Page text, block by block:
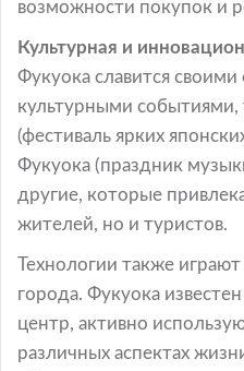
возможности покупок и
Культурная и
Фукуока славится
культурными
(фестиваль ярких
Фукуока (праздник
другие, которые
жителей, но и туристов.
Технологии также
города. Фукуока
центр, активно
различных аспектах